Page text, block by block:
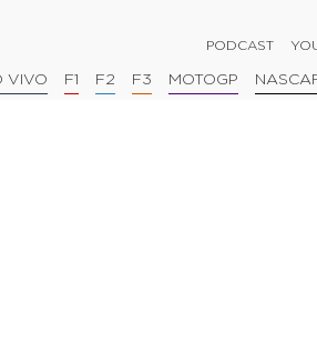
PODCAST
VIVO F1 F2 F3 MOTOGP